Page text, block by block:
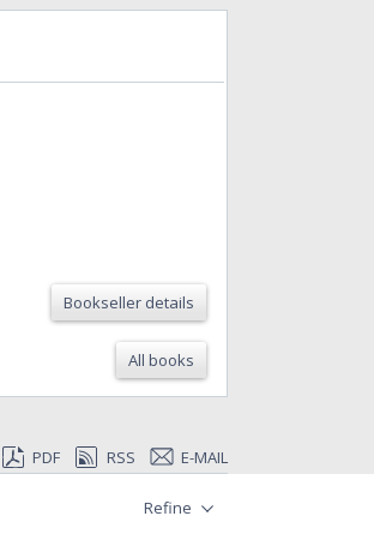
Bookseller details
All books
PDF RSS E-MAIL
Refine